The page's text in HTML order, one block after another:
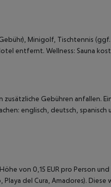
Minigolf, Tischtennis
entfernt. Wellness: Sauna
Gebühren anfallen.
englisch, deutsch,
von 0,15 EUR pro Person
del Cura, Amadores).